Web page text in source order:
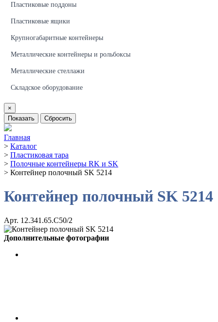
Пластиковые поддоны
Пластиковые ящики
Крупногабаритные контейнеры
Металлические контейнеры и рольбоксы
Металлические стеллажи
Складское оборудование
×
Показать
Сбросить
Главная
> Каталог
> Пластиковая тара
> Полочные контейнеры RK и SK
> Контейнер полочный SK 5214
Контейнер полочный SK 5214
Арт. 12.341.65.С50/2
Дополнительные фотографии